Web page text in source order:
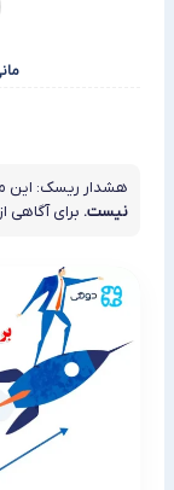
هشدار ریسک: این
نیست. برای آگاهی